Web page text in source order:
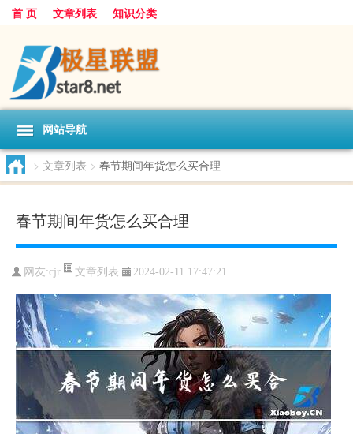
首 页 文章列表 知识分类
网站导航
> 文章列表 > 春节期间年货怎么买合理
春节期间年货怎么买合理
网友:cjr 文章列表 2024-02-11 17:47:21